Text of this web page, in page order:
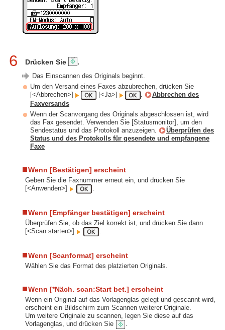
6 Drücken Sie .
Das Einscannen des Originals beginnt.
Um den Versand eines Faxes abzubrechen, drücken Sie
[<Abbrechen>]
[<Ja>] .
Abbrechen des
Faxversands
Wenn der Scanvorgang des Originals abgeschlossen ist, wird
das Fax gesendet. Verwenden Sie [Statusmonitor], um den
Sendestatus und das Protokoll anzuzeigen.
Überprüfen des
Status und des Protokolls für gesendete und empfangene
Faxe
Wenn [Bestätigen] erscheint
Geben Sie die Faxnummer erneut ein, und drücken Sie
[<Anwenden>]
.
Wenn [Empfänger bestätigen] erscheint
Überprüfen Sie, ob das Ziel korrekt ist, und drücken Sie dann
[<Scan starten>]
.
Wenn [Scanformat] erscheint
Wählen Sie das Format des platzierten Originals.
Wenn [*Näch. scan:Start bet.] erscheint
Wenn ein Original auf das Vorlagenglas gelegt und gescannt wird,
erscheint ein Bildschirm zum Scannen weiterer Originale.
Um weitere Originale zu scannen, legen Sie diese auf das
Vorlagenglas, und drücken Sie
.